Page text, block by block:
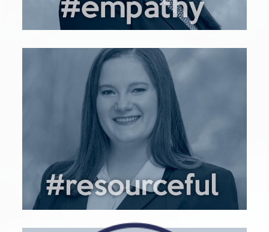
Yo soy Marcela Pérez
mperez@bleumind.com
LinkedIn